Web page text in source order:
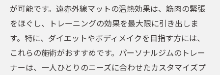
が可能です。遠赤外線マットの温熱効果は、筋肉の緊張
をほぐし、トレーニングの効果を最大限に引き出しま
す。特に、ダイエットやボディメイクを目指す方には、
これらの施術がおすすめです。パーソナルジムのトレー
ナーは、一人ひとりのニーズに合わせたカスタマイズプ